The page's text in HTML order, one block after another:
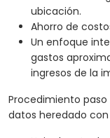
ubicación.
Ahorro de
Un enfoque
gastos
ingresos de la
Procedimiento
datos heredado